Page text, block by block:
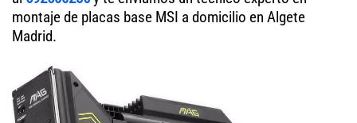
montaje de placas base MSI a domicilio en Algete
Madrid.